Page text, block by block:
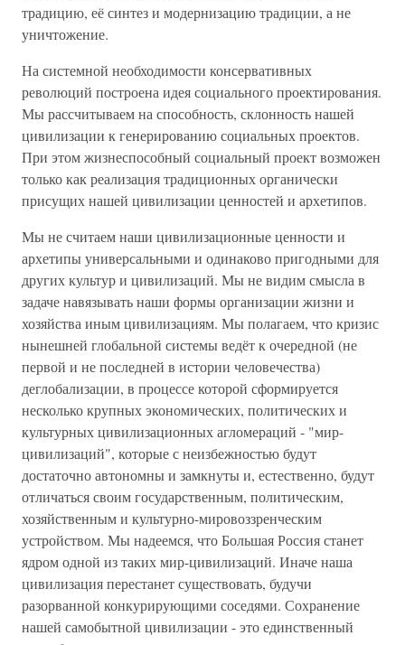
традицию, её синтез и модернизацию традиции, а не
уничтожение.
На системной необходимости консервативных
революций построена идея социального проектирования.
Мы рассчитываем на способность, склонность нашей
цивилизации к генерированию социальных проектов.
При этом жизнеспособный социальный проект возможен
только как реализация традиционных органически
присущих нашей цивилизации ценностей и архетипов.
Мы не считаем наши цивилизационные ценности и
архетипы универсальными и одинаково пригодными для
других культур и цивилизаций. Мы не видим смысла в
задаче навязывать наши формы организации жизни и
хозяйства иным цивилизациям. Мы полагаем, что кризис
нынешней глобальной системы ведёт к очередной (не
первой и не последней в истории человечества)
деглобализации, в процессе которой сформируется
несколько крупных экономических, политических и
культурных цивилизационных агломераций - "мир-
цивилизаций", которые с неизбежностью будут
достаточно автономны и замкнуты и, естественно, будут
отличаться своим государственным, политическим,
хозяйственным и культурно-мировоззренческим
устройством. Мы надеемся, что Большая Россия станет
ядром одной из таких мир-цивилизаций. Иначе наша
цивилизация перестанет существовать, будучи
разорванной конкурирующими соседями. Сохранение
нашей самобытной цивилизации - это единственный